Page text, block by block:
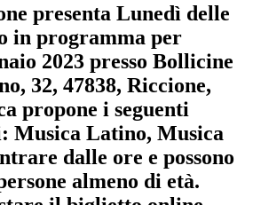
presenta Lunedì delle
in programma per
2023 presso Bollicine
32, 47838, Riccione,
propone i seguenti
Musica Latino, Musica
dalle ore e possono
almeno di età.